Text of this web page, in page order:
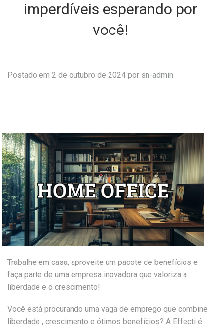
imperdíveis esperando por
você!
Postado em 2 de outubro de 2024 por sn-admin
Trabalhe em casa, aproveite um pacote de benefícios e
faça parte de uma empresa inovadora que valoriza a
liberdade e o crescimento!
Você está procurando uma vaga de emprego que combine
liberdade , crescimento e ótimos benefícios? A Effecti é